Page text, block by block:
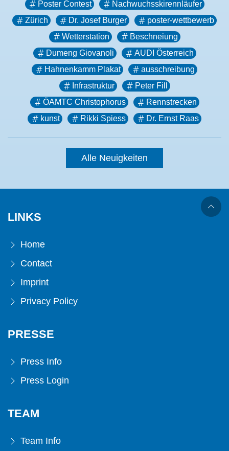
Poster Contest
Nachwuchsskirennläufer
Zürich
Dr. Josef Burger
poster-wettbewerb
Wetterstation
Beschneiung
Dumeng Giovanoli
AUDI Österreich
Hahnenkamm Plakat
ausschreibung
Infrastruktur
Peter Fill
ÖAMTC Christophorus
Rennstrecken
kunst
Rikki Spiess Dr. Ernst Raas
Alle Neuigkeiten
LINKS
Home
Contact
Imprint
Privacy Policy
PRESSE
Press Info
Press Login
TEAM
Team Info